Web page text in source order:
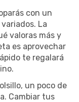
con un
La
valoras más y
es aprovechar
te regalará
un poco de
Cambiar tus